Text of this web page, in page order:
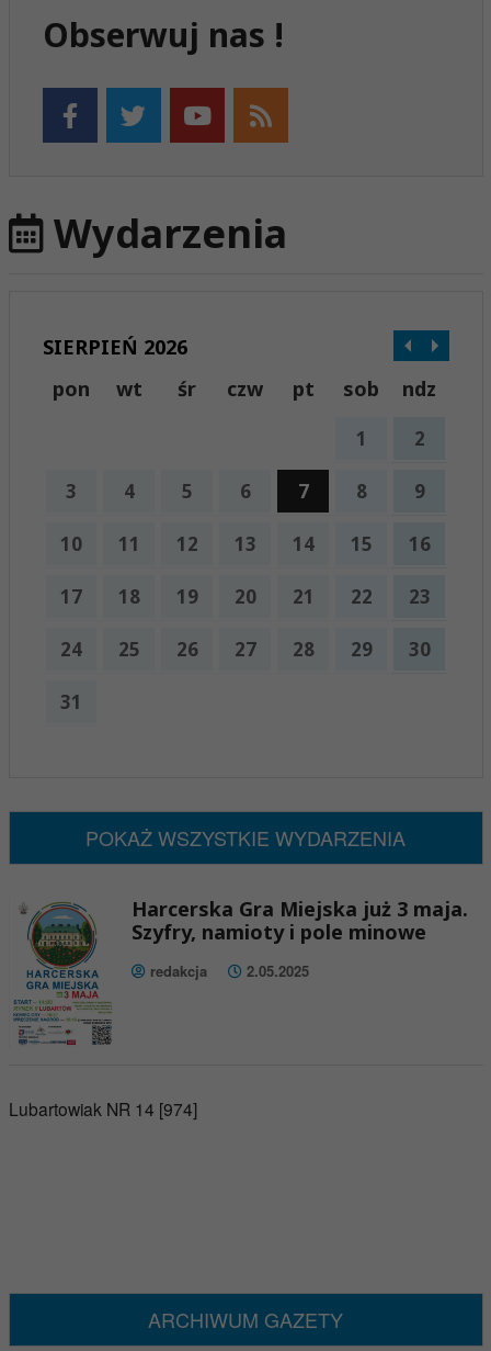
Obserwuj nas !
Wydarzenia
SIERPIEŃ 2026
pon
wt śr czw pt sob ndz
1 2
3 4 5 6 7 8 9
10 11 12 13 14 15 16
17 18 19 20 21 22 23
24 25 26 27 28 29 30
31
POKAŻ WSZYSTKIE WYDARZENIA
Harcerska Gra Miejska już 3 maja.
Szyfry, namioty i pole minowe
redakcja 2.05.2025
Lubartowiak NR 14 [974]
ARCHIWUM GAZETY